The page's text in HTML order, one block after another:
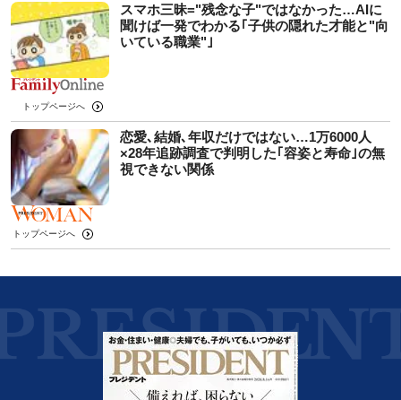
スマホ三昧="残念な子"ではなかった…AIに
聞けば一発でわかる｢子供の隠れた才能と"向
いている職業"｣
トップページへ
恋愛､結婚､年収だけではない…1万6000人
×28年追跡調査で判明した｢容姿と寿命｣の無
視できない関係
トップページへ